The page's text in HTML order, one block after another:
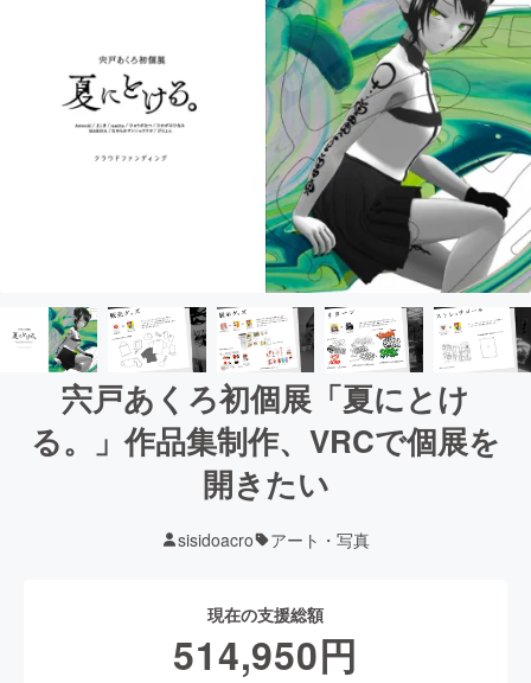
宍戸あくろ初個展「夏にとけ
る。」作品集制作、VRCで個展を
開きたい
sisidoacro アート・写真
現在の支援総額
514,950円